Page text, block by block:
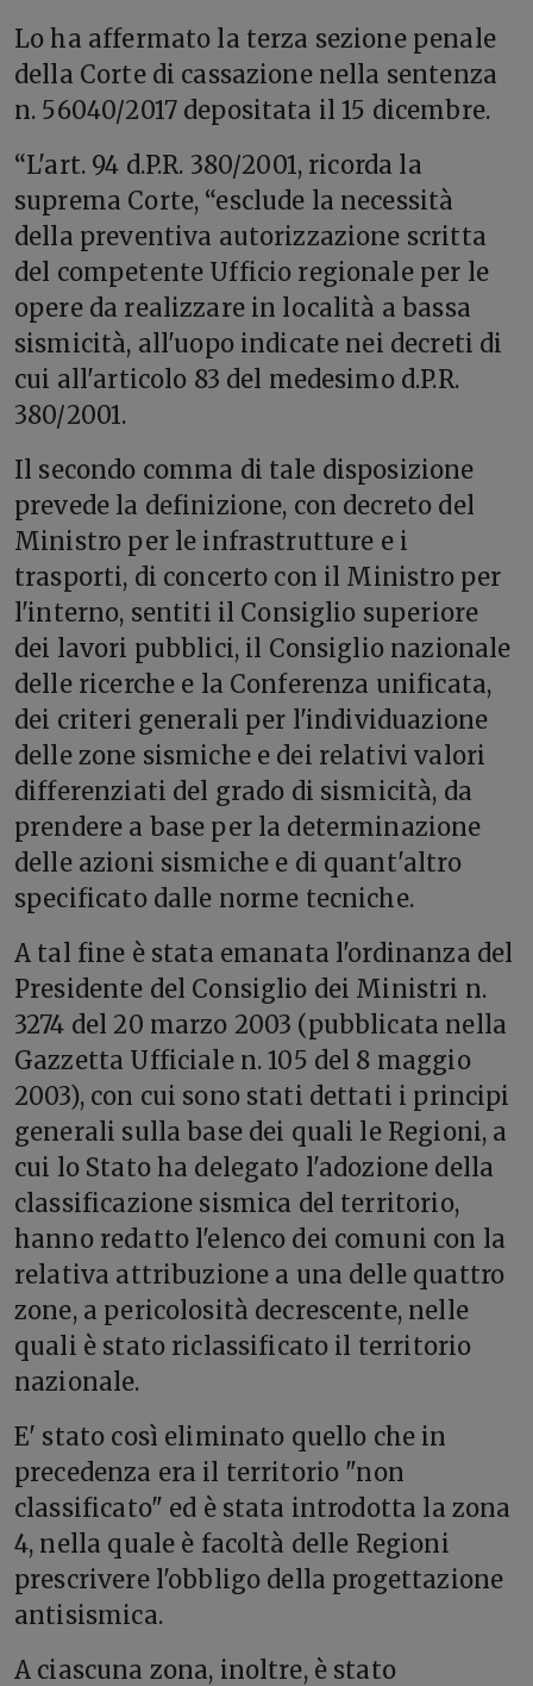
Lo ha affermato la terza sezione penale
della Corte di cassazione nella sentenza
n. 56040/2017 depositata il 15 dicembre.
“L'art. 94 d.P.R. 380/2001, ricorda la
suprema Corte, “esclude la necessità
della preventiva autorizzazione scritta
del competente Ufficio regionale per le
opere da realizzare in località a bassa
sismicità, all'uopo indicate nei decreti di
cui all'articolo 83 del medesimo d.P.R.
380/2001.
Il secondo comma di tale disposizione
prevede la definizione, con decreto del
Ministro per le infrastrutture e i
trasporti, di concerto con il Ministro per
l'interno, sentiti il Consiglio superiore
dei lavori pubblici, il Consiglio nazionale
delle ricerche e la Conferenza unificata,
dei criteri generali per l'individuazione
delle zone sismiche e dei relativi valori
differenziati del grado di sismicità, da
prendere a base per la determinazione
delle azioni sismiche e di quant'altro
specificato dalle norme tecniche.
A tal fine è stata emanata l'ordinanza del
Presidente del Consiglio dei Ministri n.
3274 del 20 marzo 2003 (pubblicata nella
Gazzetta Ufficiale n. 105 del 8 maggio
2003), con cui sono stati dettati i principi
generali sulla base dei quali le Regioni, a
cui lo Stato ha delegato l'adozione della
classificazione sismica del territorio,
hanno redatto l'elenco dei comuni con la
relativa attribuzione a una delle quattro
zone, a pericolosità decrescente, nelle
quali è stato riclassificato il territorio
nazionale.
E' stato così eliminato quello che in
precedenza era il territorio "non
classificato" ed è stata introdotta la zona
4, nella quale è facoltà delle Regioni
prescrivere l'obbligo della progettazione
antisismica.
A ciascuna zona, inoltre, è stato